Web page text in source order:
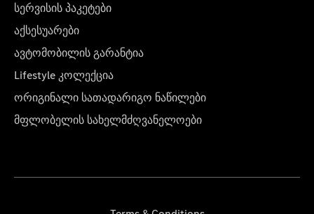
სერვისის პაკეტები
აქსესუარები
ავტომობილის გარანტია
Lifestyle კოლექცია
ორიგინალი სათადარიგო ნაწილები
მფლობელის სახელმძღვანელოები